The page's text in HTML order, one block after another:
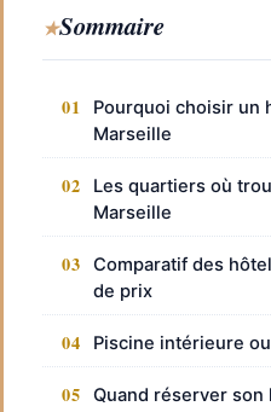
Sommaire
Pourquoi choisir un
Marseille
Les quartiers où
Marseille
Comparatif des
de prix
Piscine intérieure
Quand réserver